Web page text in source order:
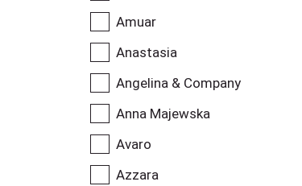
Amuar
Anastasia
Angelina & Company
Anna Majewska
Avaro
Azzara